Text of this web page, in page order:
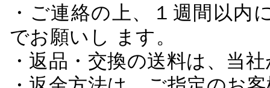
・ご連絡の上、１週間以
でお願いし ます。
・返品・交換の送料は、当